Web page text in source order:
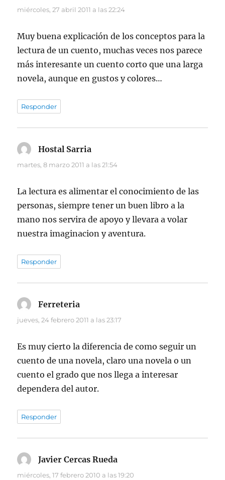
miércoles, 27 abril 2011 a las 22:24
Muy buena explicación de los conceptos para la
lectura de un cuento, muchas veces nos parece
más interesante un cuento corto que una larga
novela, aunque en gustos y colores…
Responder
Hostal Sarria
martes, 8 marzo 2011 a las 21:54
La lectura es alimentar el conocimiento de las
personas, siempre tener un buen libro a la
mano nos servira de apoyo y llevara a volar
nuestra imaginacion y aventura.
Responder
Ferreteria
jueves, 24 febrero 2011 a las 23:17
Es muy cierto la diferencia de como seguir un
cuento de una novela, claro una novela o un
cuento el grado que nos llega a interesar
dependera del autor.
Responder
Javier Cercas Rueda
miércoles, 17 febrero 2010 a las 19:20